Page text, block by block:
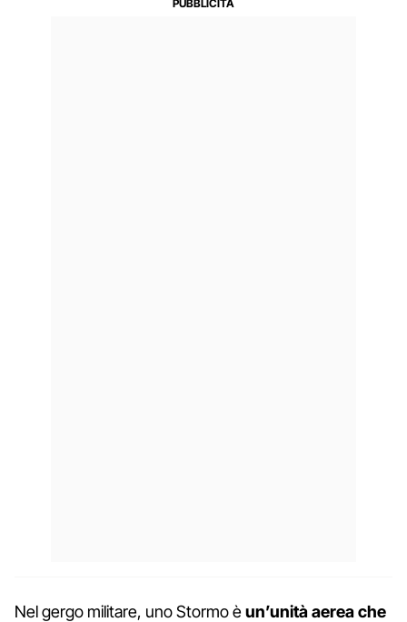
Nel gergo militare, uno Stormo èun’unità aerea che